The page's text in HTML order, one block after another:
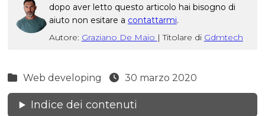
dopo aver letto questo articolo hai bisogno di
aiuto non esitare a contattarmi.
Autore: Graziano De Maio | Titolare di Gdmtech
Web developing 30 marzo 2020
Indice dei contenuti